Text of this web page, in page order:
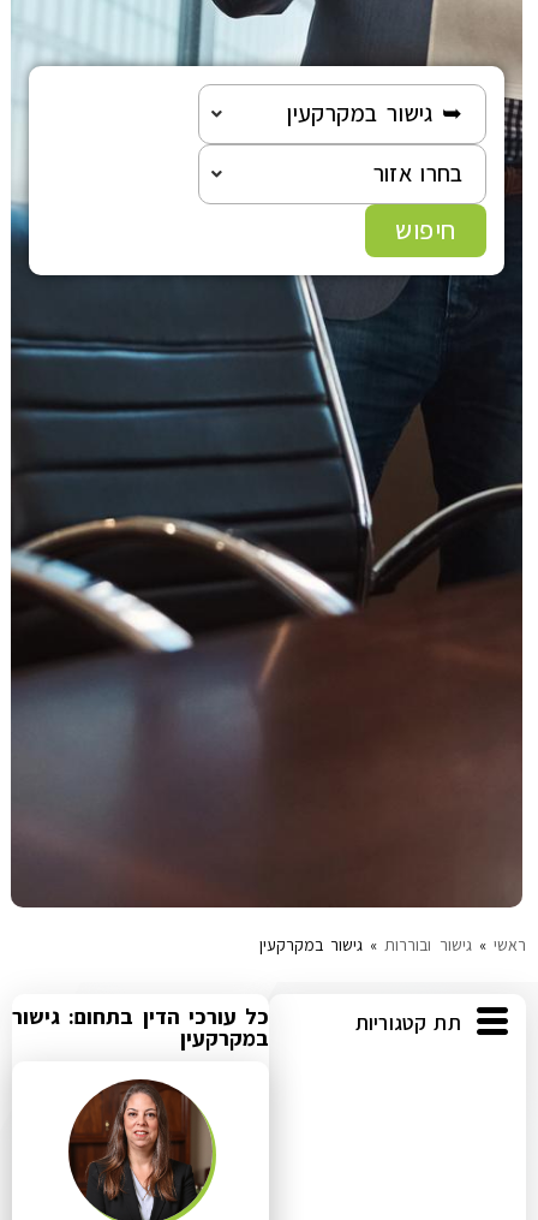
משפט אזרחי
רשלנות רפואית
פשיטת רגל
גישור ובוררות
צה"ל-משרד הביטחון
➥ גישור במקרקעין
בחרו אזור
חיפוש
ראשי »גישור ובוררות»גישור במקרקעין
תת קטגוריות כל עורכי הדין בתחום: גישור
במקרקעין